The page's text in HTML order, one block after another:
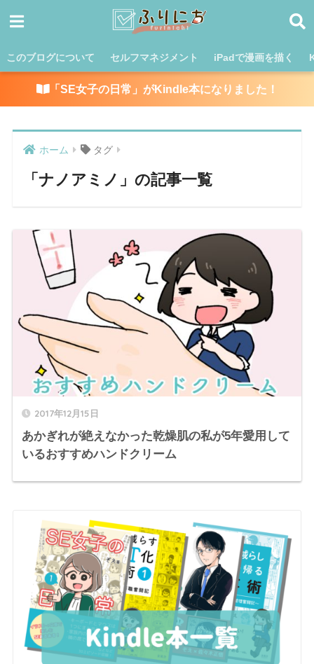
このブログについて セルフマネジメント iPadで漫画を描く
「SE女子の日常」がKindle本になりました！
ホーム タグ
「ナノアミノ」の記事一覧
2017年12月15日
あかぎれが絶えなかった乾燥肌の私が5年愛用して
いるおすすめハンドクリーム